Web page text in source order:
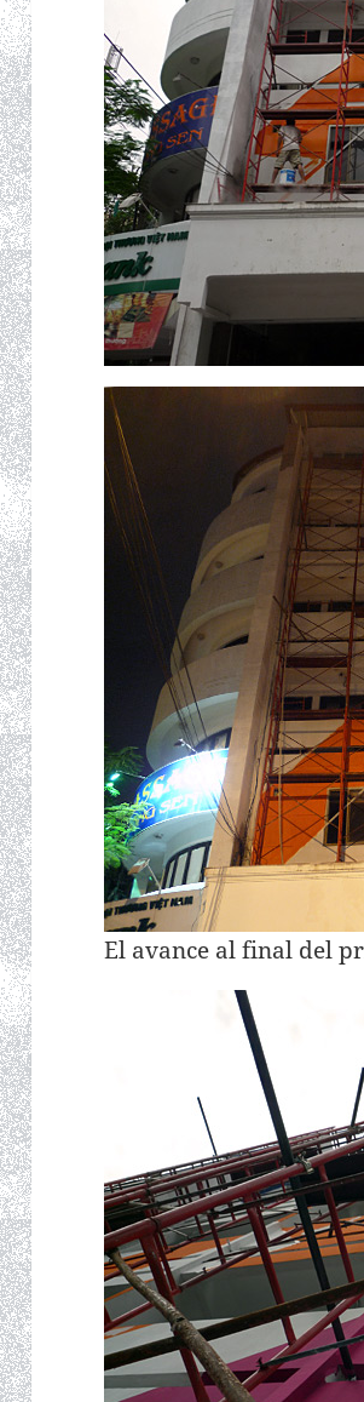
El avance al final del